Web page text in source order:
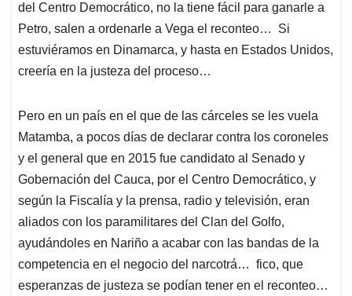
del Centro Democrático, no la tiene fácil para ganarle a
Petro, salen a ordenarle a Vega el reconteo… Si
estuviéramos en Dinamarca, y hasta en Estados Unidos,
creería en la justeza del proceso…
Pero en un país en el que de las cárceles se les vuela
Matamba, a pocos días de declarar contra los coroneles
y el general que en 2015 fue candidato al Senado y
Gobernación del Cauca, por el Centro Democrático, y
según la Fiscalía y la prensa, radio y televisión, eran
aliados con los paramilitares del Clan del Golfo,
ayudándoles en Nariño a acabar con las bandas de la
competencia en el negocio del narcotrá… fico, que
esperanzas de justeza se podían tener en el reconteo…